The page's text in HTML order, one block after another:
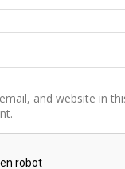
and website in